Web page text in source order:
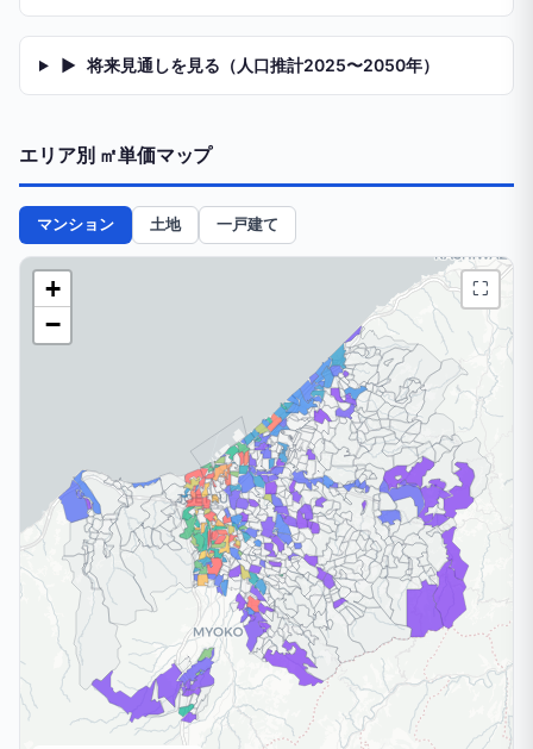
▶ 将来見通しを見る（人口推計2025〜2050年）
エリア別 ㎡単価マップ
マンション 土地 一戸建て
+
−
⛶